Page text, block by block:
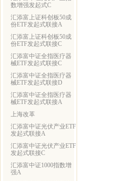
数增强发起式C
汇添富上证科创板50成
份ETF发起式联接A
汇添富上证科创板50成
份ETF发起式联接C
汇添富中证全指医疗器
械ETF发起式联接C
汇添富中证全指医疗器
械ETF发起式联接D
汇添富中证全指医疗器
械ETF发起式联接A
上海改革
汇添富中证光伏产业ETF
发起式联接A
汇添富中证光伏产业ETF
发起式联接C
汇添富中证1000指数增
强A